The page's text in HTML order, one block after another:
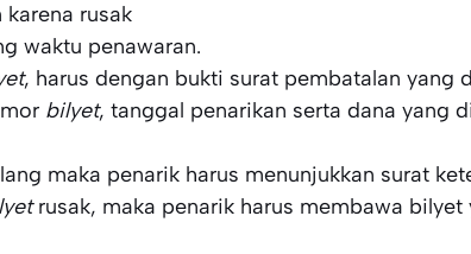
rusak
waktu penawaran.
, harus dengan bukti surat pembatalan yang
bilyet, tanggal penarikan serta dana yang
maka penarik harus menunjukkan surat
rusak, maka penarik harus membawa bilyet